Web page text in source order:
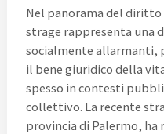
Nel panorama del
strage rappresenta una
socialmente allarmanti,
il bene giuridico della
spesso in contesti
collettivo. La recente
provincia di Palermo,
Riflessioni
Giuridiche
a
Partire
dalla
Strage
di